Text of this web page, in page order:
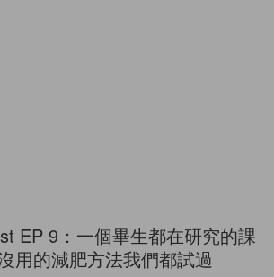
EP 9：一個畢生都在研究的課
用的減肥方法我們都試過